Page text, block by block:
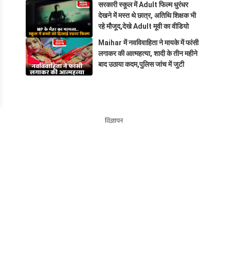
सरकारी स्कूल में Adult फिल्म धुरंधर
देखने में मस्त थे छात्र, अतिथि शिक्षक भी
रहे मौजूद,देखे Adult मूवी का वीडियो
Maihar में नवविवाहिता ने मायके में फांसी
लगाकर की आत्महत्या, शादी के तीन महीने
बाद उठाया कदम,पुलिस जांच में जुटी
विज्ञापन